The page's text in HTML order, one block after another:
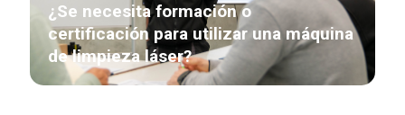
¿Se necesita formación o
certificación para utilizar una máquina
de limpieza láser?